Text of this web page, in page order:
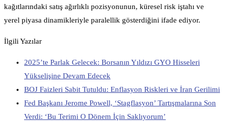
kağıtlarındaki satış ağırlıklı pozisyonunun, küresel risk iştahı ve
yerel piyasa dinamikleriyle paralellik gösterdiğini ifade ediyor.
İlgili Yazılar
2025’te Parlak Gelecek: Borsanın Yıldızı GYO Hisseleri
Yükselişine Devam Edecek
BOJ Faizleri Sabit Tutuldu: Enflasyon Riskleri ve İran Gerilimi
Fed Başkanı Jerome Powell, ‘Stagflasyon’ Tartışmalarına Son
Verdi: ‘Bu Terimi O Dönem İçin Saklıyorum’